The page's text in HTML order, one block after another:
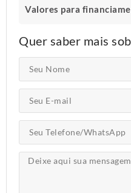
Valores para
Quer saber mais